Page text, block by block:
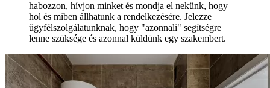
habozzon, hívjon minket és mondja el nekünk, hogy
hol és miben állhatunk a rendelkezésére. Jelezze
ügyfélszolgálatunknak, hogy "azonnali" segítségre
lenne szüksége és azonnal küldünk egy szakembert.